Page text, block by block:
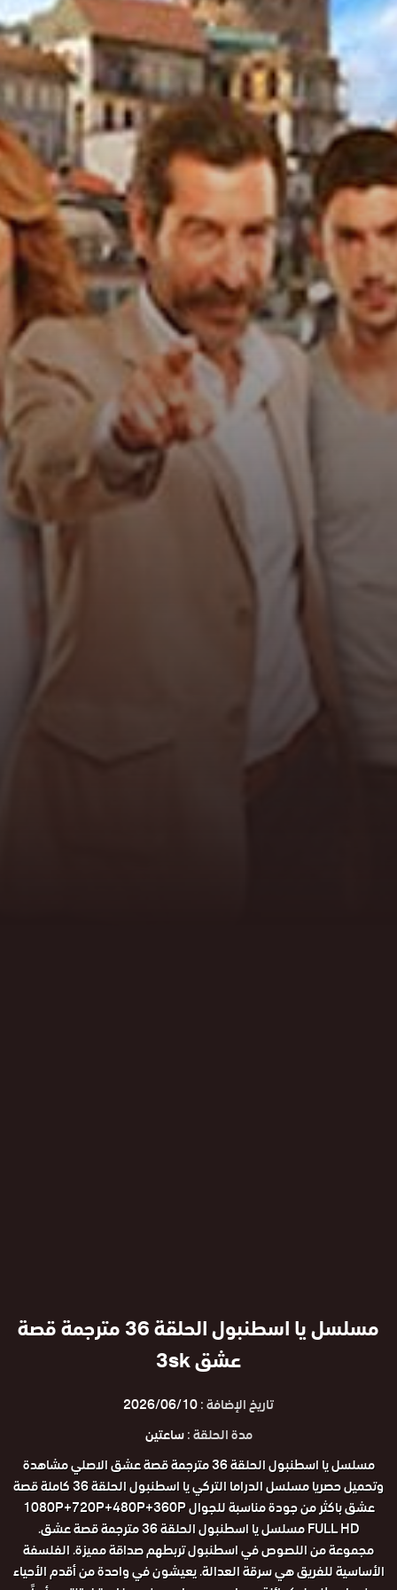
مسلسل يا اسطنبول الحلقة 36 مترجمة قصة
عشق 3sk
تاريخ الإضافة :2026/06/10
مدة الحلقة :ساعتين
مسلسل يا اسطنبول الحلقة 36 مترجمة قصة عشق الاصلي مشاهدة
وتحميل حصريا مسلسل الدراما التركي يا اسطنبول الحلقة 36 كاملة قصة
عشق باكثر من جودة مناسبة للجوال 1080P+720P+480P+360P
FULL HD مسلسل يا اسطنبول الحلقة 36 مترجمة قصة عشق.
مجموعة من اللصوص في اسطنبول تربطهم صداقة مميزة. الفلسفة
الأساسية للفريق هي سرقة العدالة. يعيشون في واحدة من أقدم الأحياء